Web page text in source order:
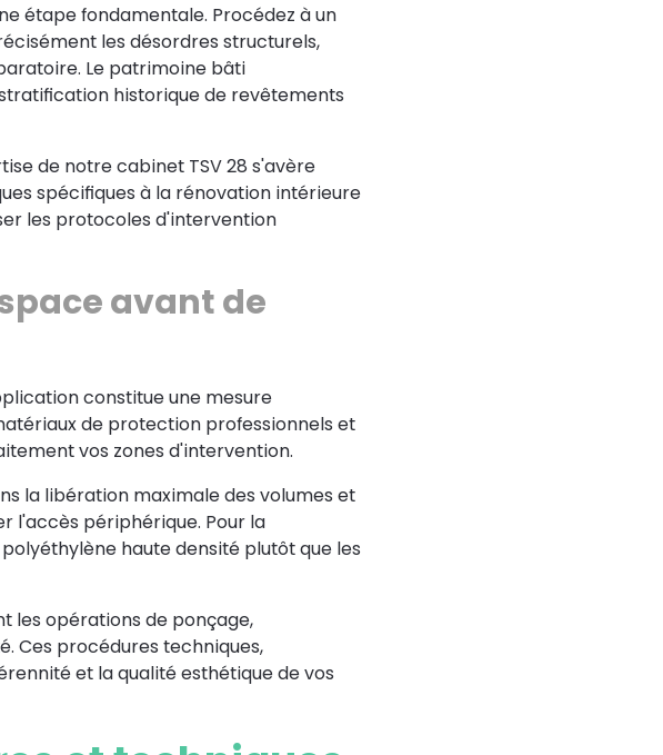
étape fondamentale. Procédez à un
les désordres structurels,
Le patrimoine bâti
historique de revêtements
de notre cabinet TSV 28 s'avère
spécifiques à la rénovation intérieure
les protocoles d'intervention
avant de
constitue une mesure
de protection professionnels et
vos zones d'intervention.
la libération maximale des volumes et
l'accès périphérique. Pour la
haute densité plutôt que les
les opérations de ponçage,
Ces procédures techniques,
et la qualité esthétique de vos